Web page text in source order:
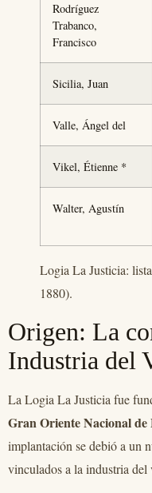
Rodríguez
Trabanco,
Francisco
Sicilia, Juan
Valle, Ángel del
Vikel, Étienne *
Walter, Agustín
Logia La Justicia:
1880).
Origen: La
Industria del
La Logia La Justicia fue
Gran Oriente Nacional
implantación se debió a un
vinculados a la industria